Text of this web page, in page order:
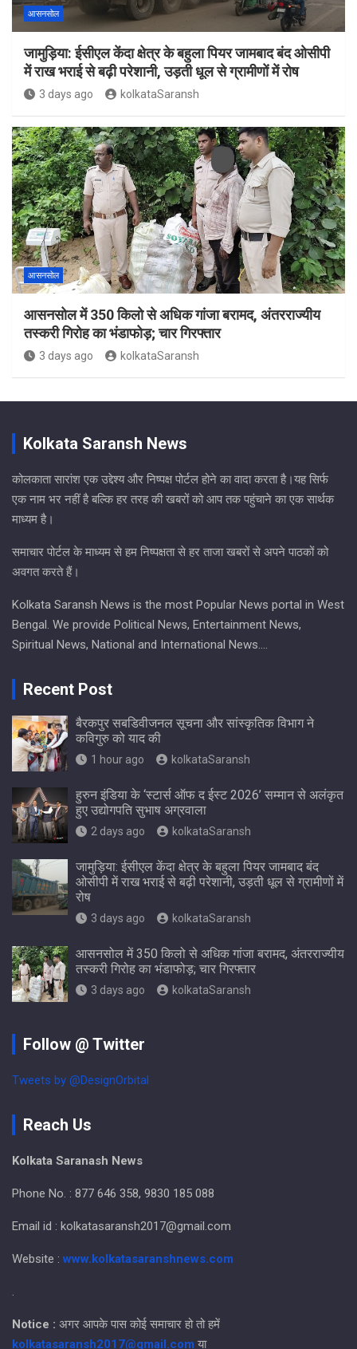
आसनसोल
जामुड़िया: ईसीएल केंदा क्षेत्र के बहुला पियर जामबाद बंद ओसीपी
में राख भराई से बढ़ी परेशानी, उड़ती धूल से ग्रामीणों में रोष
3 days ago kolkataSaransh
आसनसोल
आसनसोल में 350 किलो से अधिक गांजा बरामद, अंतरराज्यीय
तस्करी गिरोह का भंडाफोड़; चार गिरफ्तार
3 days ago kolkataSaransh
Kolkata Saransh News
कोलकाता सारांश एक उद्देश्य और निष्पक्ष पोर्टल होने का वादा करता है।यह सिर्फ
एक नाम भर नहीं है बल्कि हर तरह की खबरों को आप तक पहुंचाने का एक सार्थक
माध्यम है।
समाचार पोर्टल के माध्यम से हम निष्पक्षता से हर ताजा खबरों से अपने पाठकों को
अवगत करते हैं।
Kolkata Saransh News is the most Popular News portal in West
Bengal. We provide Political News, Entertainment News,
Spiritual News, National and International News….
Recent Post
बैरकपुर सबडिवीजनल सूचना और सांस्कृतिक विभाग ने
कविगुरु को याद की
1 hour ago kolkataSaransh
हुरुन इंडिया के ‘स्टार्स ऑफ द ईस्ट 2026’ सम्मान से अलंकृत
हुए उद्योगपति सुभाष अग्रवाला
2 days ago kolkataSaransh
जामुड़िया: ईसीएल केंदा क्षेत्र के बहुला पियर जामबाद बंद
ओसीपी में राख भराई से बढ़ी परेशानी, उड़ती धूल से ग्रामीणों में
रोष
3 days ago kolkataSaransh
आसनसोल में 350 किलो से अधिक गांजा बरामद, अंतरराज्यीय
तस्करी गिरोह का भंडाफोड़; चार गिरफ्तार
3 days ago kolkataSaransh
Follow @ Twitter
Tweets by @DesignOrbital
Reach Us
Kolkata Saranash News
Phone No. : 877 646 358, 9830 185 088
Email id : kolkatasaransh2017@gmail.com
Website : www.kolkatasaranshnews.com
.
Notice : अगर आपके पास कोई समाचार हो तो हमें
kolkatasaransh2017@gmail.com या